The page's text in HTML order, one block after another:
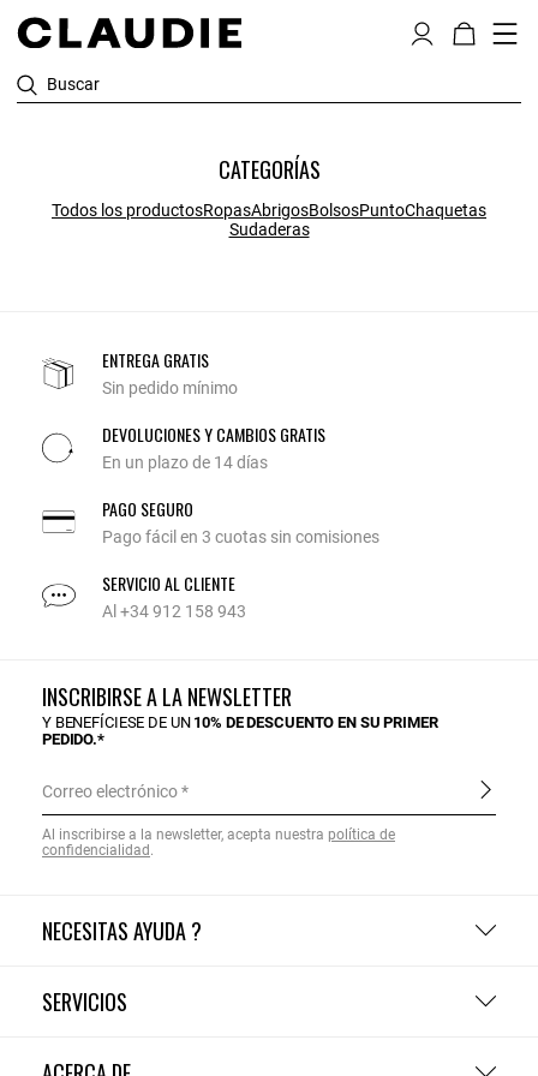
Buscar
CATEGORÍAS
Todos los productosRopasAbrigosBolsosPuntoChaquetas
Sudaderas
ENTREGA GRATIS
Sin pedido mínimo
DEVOLUCIONES Y CAMBIOS GRATIS
En un plazo de 14 días
PAGO SEGURO
Pago fácil en 3 cuotas sin comisiones
SERVICIO AL CLIENTE
Al +34 912 158 943
NECESITAS AYUDA ?
SERVICIOS
INSCRIBIRSE A LA NEWSLETTER
Y BENEFÍCIESE DE UN 10% DE DESCUENTO EN SU PRIMER
PEDIDO.*
Correo electrónico
Al inscribirse a la newsletter, acepta nuestra política de
confidencialidad.